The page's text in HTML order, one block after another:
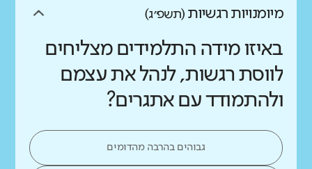
מיומנויות רגשיות (תשפ״ג)
באיזו מידה התלמידים מצליחים
לווסת רגשות, לנהל את עצמם
ולהתמודד עם אתגרים?
גבוהים בהרבה מהדומים